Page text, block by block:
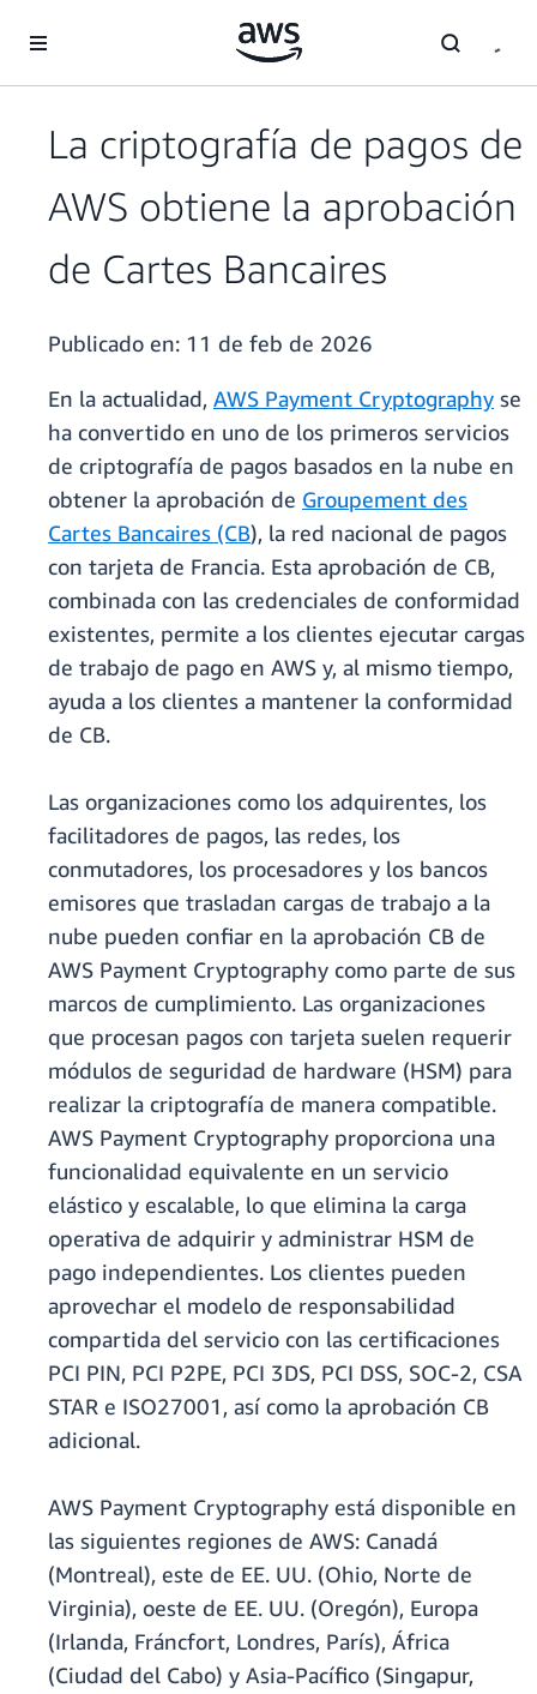
La criptografía de pagos de
AWS obtiene la aprobación
de Cartes Bancaires
Publicado en: 11 de feb de 2026
En la actualidad, AWS Payment Cryptography se
ha convertido en uno de los primeros servicios
de criptografía de pagos basados en la nube en
obtener la aprobación de Groupement des
Cartes Bancaires (CB), la red nacional de pagos
con tarjeta de Francia. Esta aprobación de CB,
combinada con las credenciales de conformidad
existentes, permite a los clientes ejecutar cargas
de trabajo de pago en AWS y, al mismo tiempo,
ayuda a los clientes a mantener la conformidad
de CB.
Las organizaciones como los adquirentes, los
facilitadores de pagos, las redes, los
conmutadores, los procesadores y los bancos
emisores que trasladan cargas de trabajo a la
nube pueden confiar en la aprobación CB de
AWS Payment Cryptography como parte de sus
marcos de cumplimiento. Las organizaciones
que procesan pagos con tarjeta suelen requerir
módulos de seguridad de hardware (HSM) para
realizar la criptografía de manera compatible.
AWS Payment Cryptography proporciona una
funcionalidad equivalente en un servicio
elástico y escalable, lo que elimina la carga
operativa de adquirir y administrar HSM de
pago independientes. Los clientes pueden
aprovechar el modelo de responsabilidad
compartida del servicio con las certificaciones
PCI PIN, PCI P2PE, PCI 3DS, PCI DSS, SOC-2, CSA
STAR e ISO27001, así como la aprobación CB
adicional.
AWS Payment Cryptography está disponible en
las siguientes regiones de AWS: Canadá
(Montreal), este de EE. UU. (Ohio, Norte de
Virginia), oeste de EE. UU. (Oregón), Europa
(Irlanda, Fráncfort, Londres, París), África
(Ciudad del Cabo) y Asia-Pacífico (Singapur,